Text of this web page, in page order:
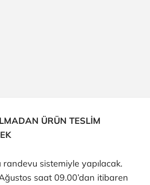
ÜRÜN TESLİM
randevu sistemiyle yapılacak.
saat 09.00’dan itibaren